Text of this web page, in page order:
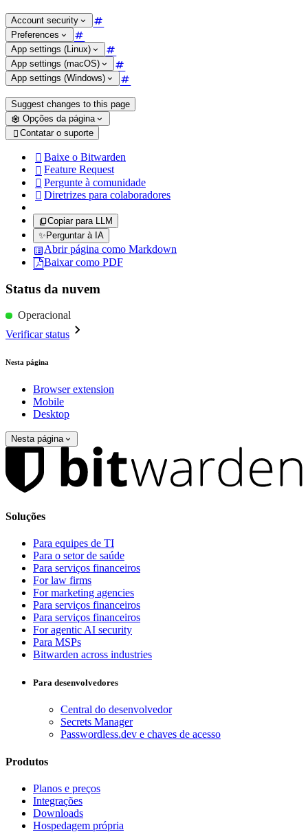
Account security
Preferences
App settings (Linux)
App settings (macOS)
App settings (Windows)
Suggest changes to this page
Opções da página
 Contatar o suporte
 Baixe o Bitwarden
 Feature Request
 Pergunte à comunidade
 Diretrizes para colaboradores
Copiar para LLM
✨ Perguntar à IA
Abrir página como Markdown
Baixar como PDF
Status da nuvem
Operacional
Verificar status
Nesta página
Browser extension
Mobile
Desktop
Nesta página
Soluções
Para equipes de TI
Para o setor de saúde
Para serviços financeiros
For law firms
For marketing agencies
Para serviços financeiros
Para serviços financeiros
For agentic AI security
Para MSPs
Bitwarden across industries
Para desenvolvedores
Central do desenvolvedor
Secrets Manager
Passwordless.dev e chaves de acesso
Produtos
Planos e preços
Integrações
Downloads
Hospedagem própria